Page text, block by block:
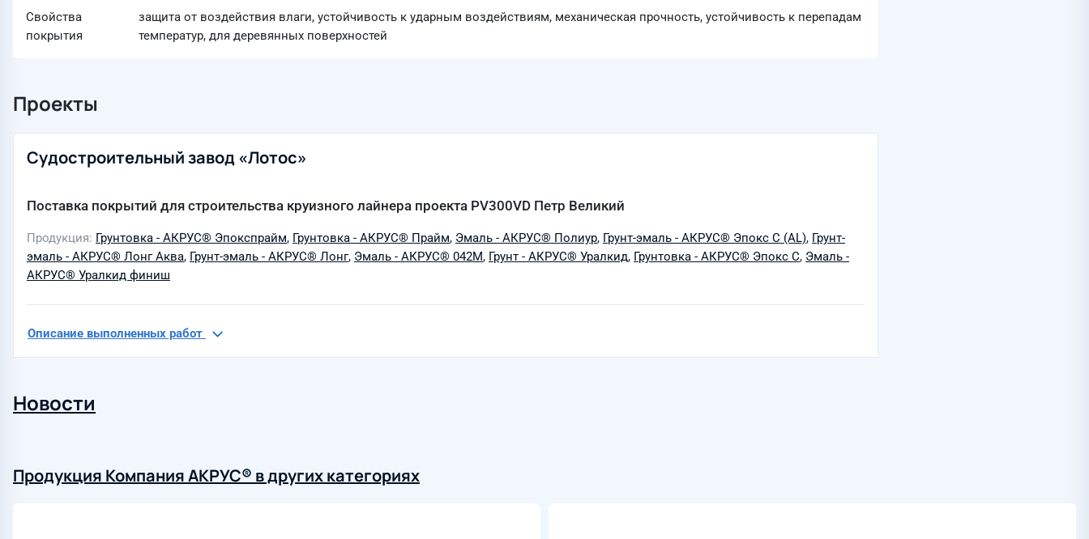
Свойства
покрытия
защита от воздействия влаги, устойчивость к ударным воздействиям, механическая прочность, устойчивость к перепадам
температур, для деревянных поверхностей
Проекты
Судостроительный завод «Лотос»
Поставка покрытий для строительства круизного лайнера проекта PV300VD Петр Великий
Продукция Грунтовка - АКРУС® Эпокспрайм, Грунтовка - АКРУС® Прайм, Эмаль - АКРУС® Полиур, Грунт-эмаль - АКРУС® Эпокс С (AL), Грунт-
эмаль - АКРУС® Лонг Аква, Грунт-эмаль - АКРУС® Лонг, Эмаль - АКРУС® 042М, Грунт - АКРУС® Уралкид, Грунтовка - АКРУС® Эпокс С, Эмаль -
АКРУС® Уралкид финиш
Описание выполненных работ
Новости
Продукция Компания АКРУС® в других категориях